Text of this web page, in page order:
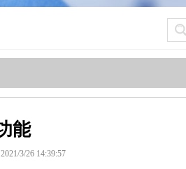
能
3/26 14:39:57